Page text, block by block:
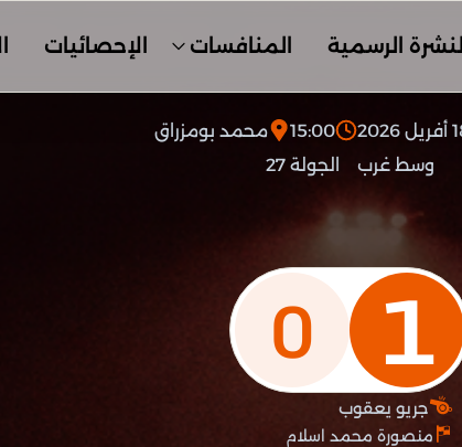
النشرة الرسمية المنافسات الإحصائيات
15:00
محمد بومزراق
وسط غرب
الجولة 27
1
0
جريو يعقوب
منصورة محمد اسلام